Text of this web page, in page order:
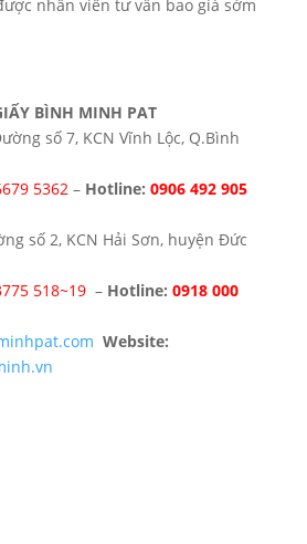
nhân viên tư vấn bao giá sớm
BÌNH MINH PAT
số 7, KCN Vĩnh Lộc, Q.Bình
5362– Hotline: 0906 492 905
số 2, KCN Hải Sơn, huyện Đức
518~19– Hotline: 0918 000
Website: